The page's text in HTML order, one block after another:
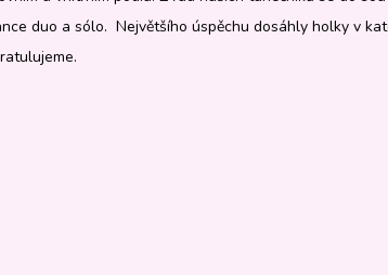
duo a sólo. Největšího úspěchu dosáhly holky v